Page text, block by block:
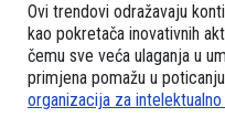
Ovi trendovi odražavaju
kao pokretača inovativnih
čemu sve veća ulaganja u
primjena pomažu u
organizacija za